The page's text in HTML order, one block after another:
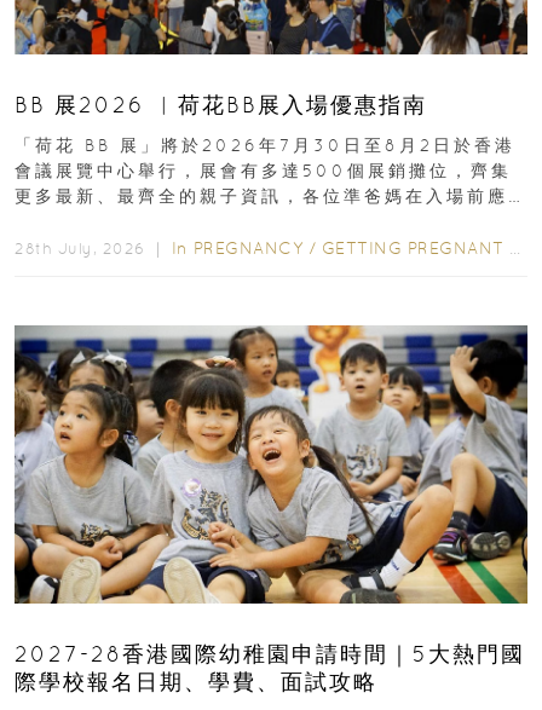
BB 展2026 ︳荷花BB展入場優惠指南
「荷花 BB 展」將於2026年7月30日至8月2日於香港
會議展覽中心舉行，展會有多達500個展銷攤位，齊集
更多最新、最齊全的親子資訊，各位準爸媽在入場前應
28th July, 2026 ｜ In PREGNANCY / GETTING PREGNANT
2027-28香港國際幼稚園申請時間｜5大熱門國
際學校報名日期、學費、面試攻略